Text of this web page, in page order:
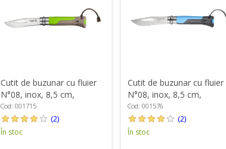
Cutit de buzunar cu fluier
N°08, inox, 8,5 cm,
"Outdoor", Green - Opinel
Cod: 001715
(2)
În stoc
Cutit de buzunar cu fluier
N°08, inox, 8,5 cm,
"Outdoor", Soft Blue -
Opinel
Cod: 001576
(2)
În stoc